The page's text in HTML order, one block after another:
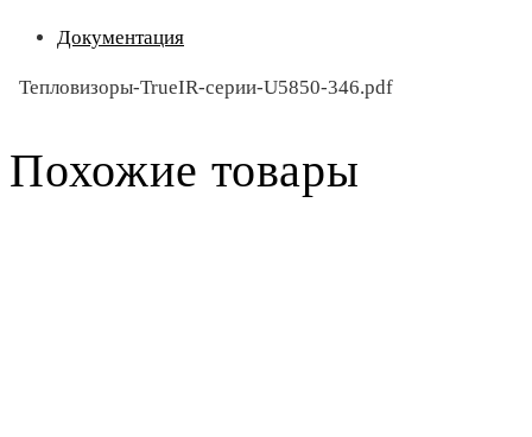
Документация
Тепловизоры-TrueIR-серии-U5850-346.pdf
Похожие товары